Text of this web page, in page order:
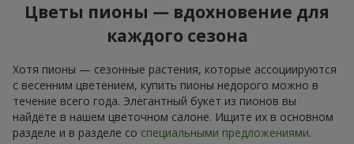
Цветы пионы — вдохновение для
каждого сезона
Хотя пионы — сезонные растения, которые ассоциируются
с весенним цветением, купить пионы недорого можно в
течение всего года. Элегантный букет из пионов вы
найдёте в нашем цветочном салоне. Ищите их в основном
разделе и в разделе со специальными предложениями.